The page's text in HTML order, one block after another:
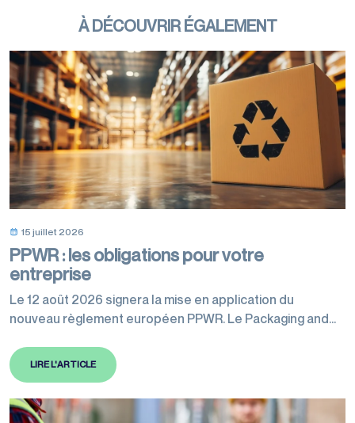
À DÉCOUVRIR ÉGALEMENT
15 juillet 2026
PPWR : les obligations pour votre
entreprise
Le 12 août 2026 signera la mise en application du
nouveau règlement européen PPWR. Le Packaging and
matière d’emballages au niveau européen afin de réduire
radicalement l’impact environnemental du continent à
l’horizon 2050. Cette réglementation va affecter toutes
les entreprises de l’Union européenne en lien avec
LIRE L'ARTICLE